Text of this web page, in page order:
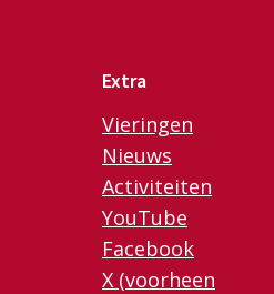
Extra
Vieringen
Nieuws
Activiteiten
YouTube
Facebook
X (voorheen